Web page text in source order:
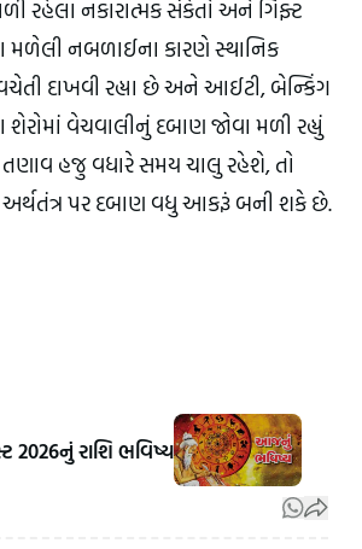
રહેલા નકારાત્મક સંકેતો અને ગિફ્ટ
મળેલી નબળાઈના કારણે સ્થાનિક
દાખવી રહ્યા છે અને આઈટી, બેન્કિંગ
વેચવાલીનું દબાણ જોવા મળી રહ્યું
હજુ વધારે સમય ચાલુ રહેશે, તો
પર દબાણ વધુ આકરૂં બની શકે છે.
2026નું રાશિ ભવિષ્ય